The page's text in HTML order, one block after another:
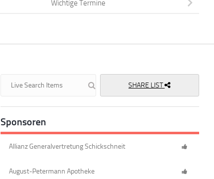
Wichtige Termine
SHARE LIST
Sponsoren
Allianz Generalvertretung Schickschneit
August-Petermann Apotheke